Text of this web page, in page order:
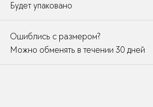
Будет упаковано
дополнено открыткой, паспортом
собрано в подарочный пакет
Ошиблись с размером?
Можно обменять в течении 30 дней